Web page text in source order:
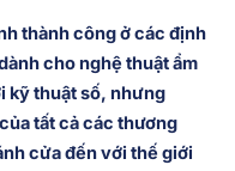
thành công ở các định
cho nghệ thuật ẩm
kỹ thuật số, nhưng
tất cả các thương
cửa đến với thế giới